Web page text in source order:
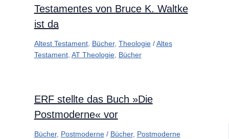
Testamentes von Bruce K. Waltke
ist da
Altest Testament, Bücher, Theologie/Altes
Testament, AT Theologie, Bücher
ERF stellte das Buch »Die
Postmoderne« vor
Bücher, Postmoderne/ Bücher, Postmoderne